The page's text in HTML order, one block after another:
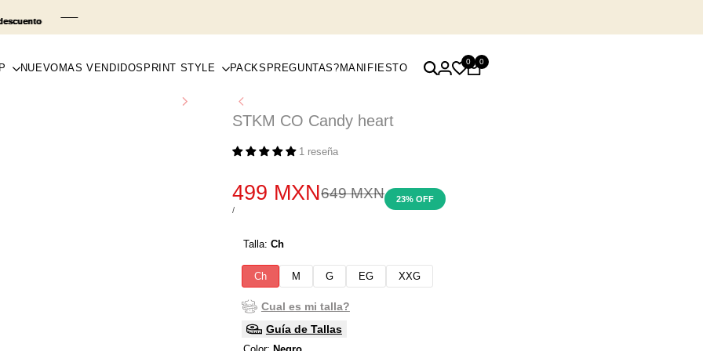
NUEVO MAS VENDIDOS PRINT STYLE PACKS PREGUNTAS? MANIFIESTO
0 0
STKM CO Candy heart
1 reseña
Precio
649 MXN
Precio
de
venta
499 MXN
PRECIO
/POR
23% OFF
Talla: Ch
Ch M G EG XXG
Cual es mi talla?
Guía de Tallas